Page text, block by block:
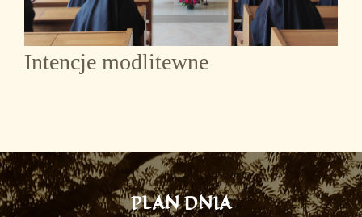
Intencje modlitewne
PLAN DNIA